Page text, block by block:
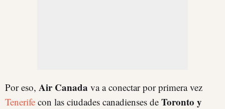
Por eso, Air Canada va a conectar por primera vez
Tenerife con las ciudades canadienses de Toronto y